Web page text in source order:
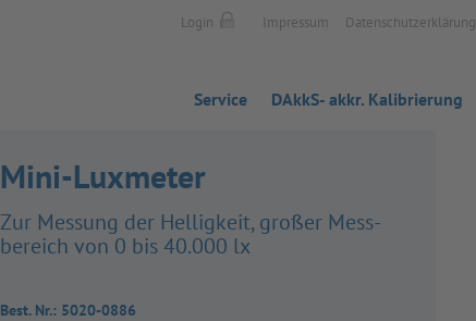
Login Impressum Datenschutzerklärung
Service DAkkS- akkr. Kalibrierung
Mini-Luxmeter
Zur Mes­sung der Hel­lig­keit, gro­ßer Mess­
be­reich von 0 bis 40.000 lx
Best. Nr.: 5020-0886